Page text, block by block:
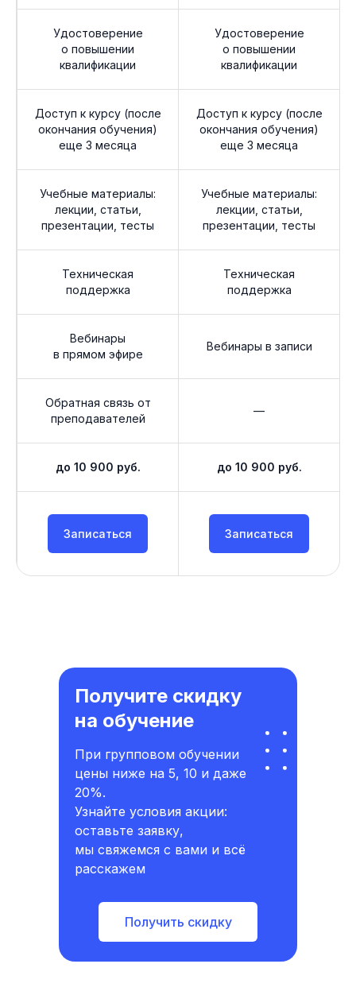
Удостоверение
о повышении
квалификации
Удостоверение
о повышении
квалификации
Доступ к курсу (после
окончания обучения)
еще 3 месяца
Доступ к курсу (после
окончания обучения)
еще 3 месяца
Учебные материалы:
лекции, статьи,
презентации, тесты
Учебные материалы:
лекции, статьи,
презентации, тесты
Техническая
поддержка
Техническая
поддержка
Вебинары
в прямом эфире
Вебинары в записи
Обратная связь от
преподавателей
—
до 10 900 руб. до 10 900 руб.
Записаться Записаться
Получить скидку
При групповом обучении
цены ниже на 5, 10 и даже
20%.
Узнайте условия акции:
оставьте заявку,
мы свяжемся с вами и всё
расскажем
Получите скидку
на обучение